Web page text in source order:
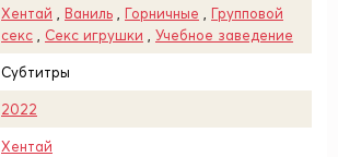
Хентай Ваниль Горничные
Групповой
секс
Секс игрушки Учебное заведение
Субтитры
2022
Хентай